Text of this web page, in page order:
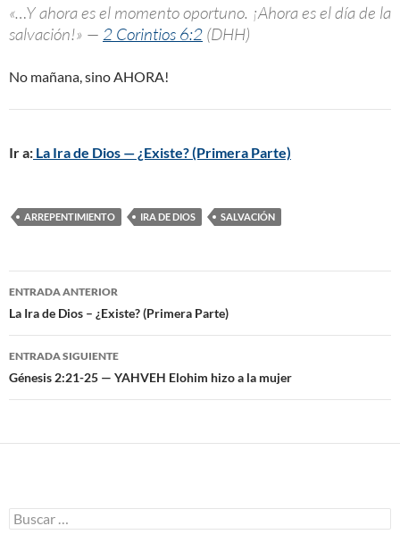
«…Y ahora es el momento oportuno. ¡Ahora es el día de la
salvación!» — 2 Corintios 6:2 (DHH)
No mañana, sino AHORA!
Ir a: La Ira de Dios — ¿Existe? (Primera Parte)
ARREPENTIMIENTO IRA DE DIOS SALVACIÓN
Navegación
de
entradas
ENTRADA ANTERIOR
La Ira de Dios – ¿Existe? (Primera Parte)
ENTRADA SIGUIENTE
Génesis 2:21-25 — YAHVEH Elohim hizo a la mujer
B
u